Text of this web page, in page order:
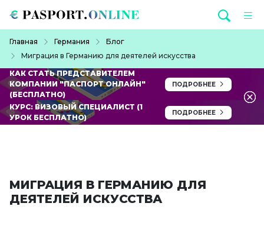
Главная Германия
Блог
Миграция в Германию для деятелей искусства
КАК СТАТЬ ПРЕДСТАВИТЕЛЕМ
КОМПАНИИ "ПАСПОРТ ОНЛАЙН"
(БЕСПЛАТНО)
ПОДРОБНЕЕ
КУРС: ВИЗОВЫЙ СПЕЦИАЛИСТ (1
УРОК БЕСПЛАТНО)
ПОДРОБНЕЕ
МИГРАЦИЯ В ГЕРМАНИЮ ДЛЯ
ДЕЯТЕЛЕЙ ИСКУССТВА